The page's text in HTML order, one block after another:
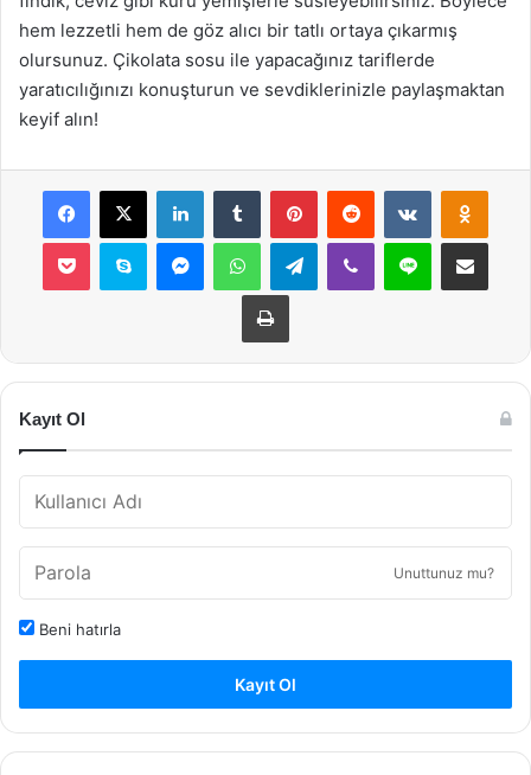
hem lezzetli hem de göz alıcı bir tatlı ortaya çıkarmış
olursunuz. Çikolata sosu ile yapacağınız tariflerde
yaratıcılığınızı konuşturun ve sevdiklerinizle paylaşmaktan
keyif alın!
Facebook
X LinkedInTumblr PinterestReddit VKontakte
Pocket Skype MessengerWhatsAppTelegramViber Line E-Posta ile
Yazdır
Kayıt Ol
Unuttunuz mu?
Beni hatırla
Kayıt Ol